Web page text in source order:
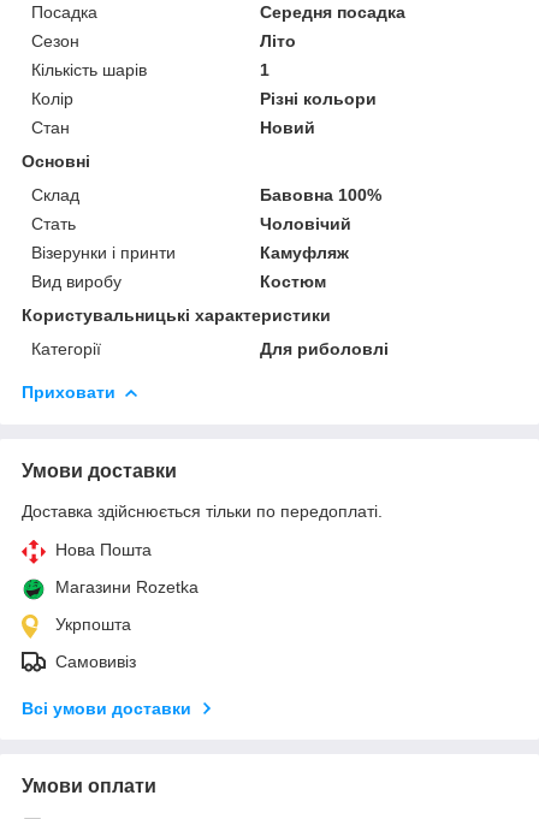
Посадка
Середня посадка
Сезон
Літо
Кількість шарів
1
Колір
Різні кольори
Стан
Новий
Основні
Склад
Бавовна 100%
Стать
Чоловічий
Візерунки і принти
Камуфляж
Вид виробу
Костюм
Користувальницькі характеристики
Категорії
Для риболовлі
Приховати
Умови доставки
Доставка здійснюється тільки по передоплаті.
Нова Пошта
Магазини Rozetka
Укрпошта
Самовивіз
Всі умови доставки
Умови оплати